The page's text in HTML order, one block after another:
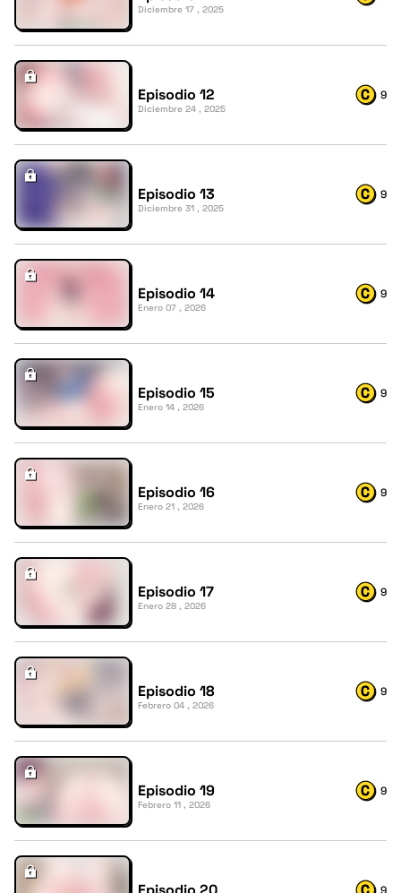
Diciembre 17 , 2025
Episodio 12
Diciembre 24 , 2025
9
Episodio 13
Diciembre 31 , 2025
9
Episodio 14
Enero 07 , 2026
9
Episodio 15
Enero 14 , 2026
9
Episodio 16
Enero 21 , 2026
9
Episodio 17
Enero 28 , 2026
9
Episodio 18
Febrero 04 , 2026
9
Episodio 19
Febrero 11 , 2026
9